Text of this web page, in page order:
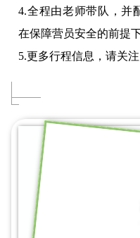
4.全程由老师带队，并
在保障营员安全的前提
5.更多行程信息，请关